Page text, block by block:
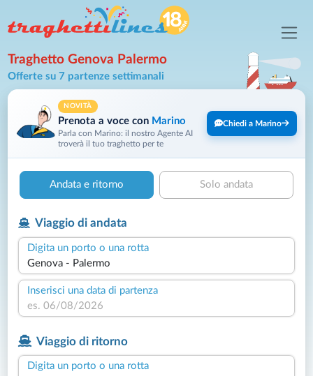
Traghetto Genova Palermo
Offerte su 7 partenze settimanali
NOVITÀ
Prenota a voce con Marino
Parla con Marino: il nostro Agente AI
troverà il tuo traghetto per te
Chiedi a Marino
Andata e ritorno Solo andata
Viaggio di andata
Digita un porto o una rotta
Inserisci una data di partenza
Viaggio di ritorno
Digita un porto o una rotta